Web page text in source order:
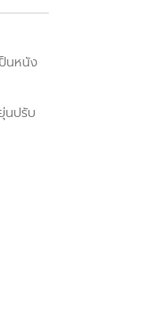
นหนัง
นปรับ